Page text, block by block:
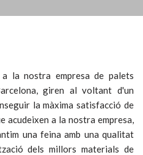
la nostra empresa de palets
giren al voltant d'un
la màxima satisfacció de
acudeixen a la nostra empresa,
una feina amb una qualitat
dels millors materials de